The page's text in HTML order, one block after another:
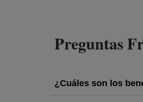
Preguntas
¿Cuáles son los